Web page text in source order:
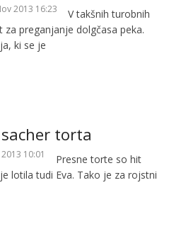
2013 16:23
V takšnih turobnih
preganjanje dolgčasa peka.
ki se je
torta
10:01
Presne torte so hit
lotila tudi Eva. Tako je za rojstni